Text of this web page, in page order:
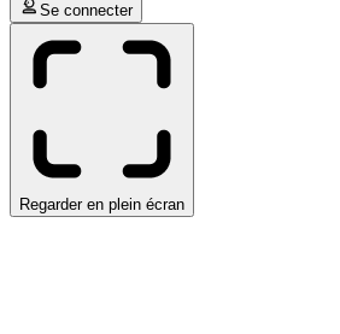
Se connecter
Regarder en plein écran